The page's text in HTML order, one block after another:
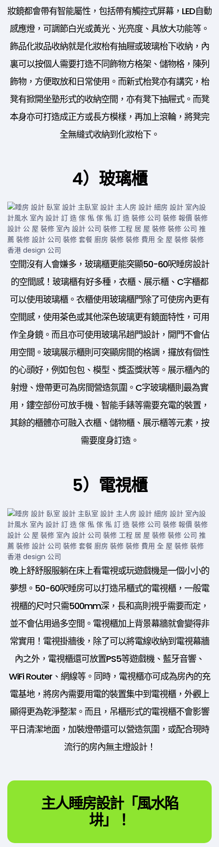
妝鏡都會帶有智能屬性，包括帶有觸控式屏幕，LED自動
感應燈，可調節白光或黃光、光亮度、具放大功能等。
飾品化妝品收納就是化妝枱有抽屜或玻璃枱下收納，內
裏可以按個人需要打造不同飾物方格架、儲物格，陳列
飾物，方便取放和日常使用。而新式枱凳亦有講究，枱
凳有掀開坐塾形式的收納空間，亦有凳下抽屜式。而凳
本身亦可打造成正方或長方模樣，再加上滾輪，將凳完
全無縫式收納到化妝枱下。
4）玻璃櫃
空間沒有人會嫌多，玻璃櫃更能突顯50-60呎睡房設計
的空間感！玻璃櫃有好多種，衣櫃、展示櫃、C字櫃都
可以使用玻璃櫃。衣櫃使用玻璃櫃門除了可使房內更有
空間感，使用茶色或其他深色玻璃更有鏡面特性，可用
作全身鏡。而且亦可使用玻璃吊趟門設計，開門不會佔
用空間。玻璃展示櫃則可突顯房間的格調，攞放有個性
的心頭好，例如包包、模型、獎盃獎狀等。展示櫃內的
射燈、燈帶更可為房間營造氛圍。C字玻璃櫃則最為實
用，鏤空部份可放手機、智能手錶等需要充電的裝置，
其餘的櫃體亦可融入衣櫃、儲物櫃、展示櫃等元素，按
需要度身訂造。
5）電視櫃
晚上舒舒服服躺在床上看電視或玩遊戲機是一個小小的
夢想。50-60呎睡房可以打造吊櫃式的電視櫃，一般電
視櫃的尺吋只需500mm深，長和高則視乎需要而定，
並不會佔用過多空間。電視櫃加上背景幕牆就會變得非
常實用！電視掛牆後，除了可以將電線收納到電視幕牆
內之外，電視櫃還可放置PS5等遊戲機、藍牙音響、
WiFi Router、網線等。同時，電視櫃亦可成為房內的充
電基地，將房內需要用電的裝置集中到電視櫃，外觀上
顯得更為乾淨整潔。而且，吊櫃形式的電視櫃不會影響
平日清潔地面，加裝燈帶還可以營造氛圍，或配合現時
流行的房內無主燈設計！
主人睡房設計「風水陷
㘫」！